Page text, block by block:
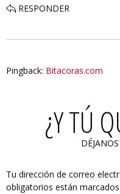
RESPONDER
Pingback: Bitacoras.com
¿Y TÚ
Tu dirección de correo
obligatorios están